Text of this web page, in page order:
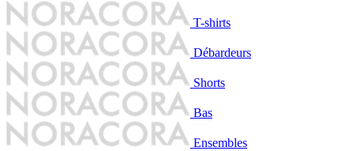
T-shirts
Débardeurs
Shorts
Bas
Ensembles